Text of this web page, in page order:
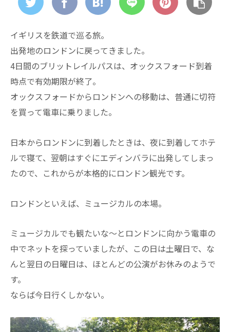
イギリスを鉄道で巡る旅。
出発地のロンドンに戻ってきました。
4日間のブリットレイルパスは、オックスフォード到着
時点で有効期限が終了。
オックスフォードからロンドンへの移動は、普通に切符
を買って電車に乗りました。
日本からロンドンに到着したときは、夜に到着してホテ
ルで寝て、翌朝はすぐにエディンバラに出発してしまっ
たので、これからが本格的にロンドン観光です。
ロンドンといえば、ミュージカルの本場。
ミュージカルでも観たいな～とロンドンに向かう電車の
中でネットを探っていましたが、この日は土曜日で、な
んと翌日の日曜日は、ほとんどの公演がお休みのようで
す。
ならば今日行くしかない。